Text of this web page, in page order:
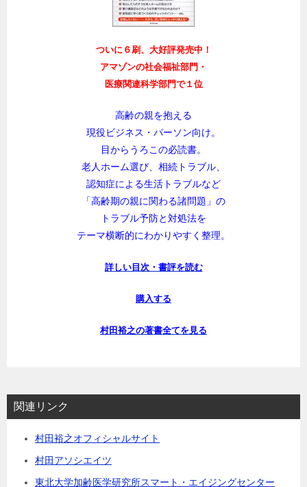
ついに６刷、大好評発売中！
アマゾンの社会福祉部門・
医療関連科学部門で１位
高齢の親を抱える
現役ビジネス・パーソン向け。
目からうろこの必読書。
老人ホーム選び、相続トラブル、
認知症による生活トラブルなど
「高齢期の親に関わる諸問題」の
トラブル予防と対処法を
テーマ横断的にわかりやすく整理。
詳しい目次・書評を読む
購入する
村田裕之の著書全てを見る
関連リンク
村田裕之オフィシャルサイト
村田アソシエイツ
東北大学加齢医学研究所スマート・エイジングセンター